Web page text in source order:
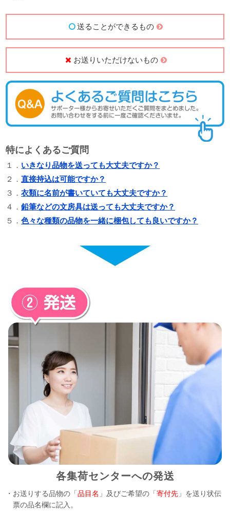
送ることができるもの
お送りいただけないもの
特によくあるご質問
１． いきなり品物を送っても大丈夫ですか？
２．直接持込は可能ですか？
３．衣類に名前が書いていても大丈夫ですか？
４．鉛筆などの文房具は送っても大丈夫ですか？
５．色々な種類の品物を一緒に梱包しても良いですか？
各集荷センターへの発送
・お送りする品物の「品目名 」及びご希望の「寄付先 」を送り状伝
票の品名欄に記入。